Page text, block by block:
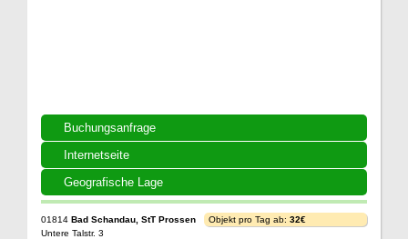
Buchungsanfrage
Internetseite
Geografische Lage
01814 Bad Schandau, StT Prossen
Untere Talstr. 3
Objekt pro Tag ab: 32€